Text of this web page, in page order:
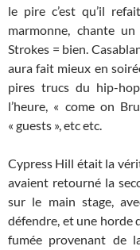
le pire c’est qu’il
marmonne, chante
Strokes = bien.
aura fait mieux en
pires trucs du hip-
l’heure, « come on
« guests », etc etc.
Cypress Hill était la
avaient retourné la
sur le main stage,
défendre, et une horde
fumée provenant de